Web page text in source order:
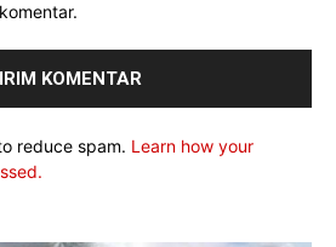
reduce spam. Learn how your